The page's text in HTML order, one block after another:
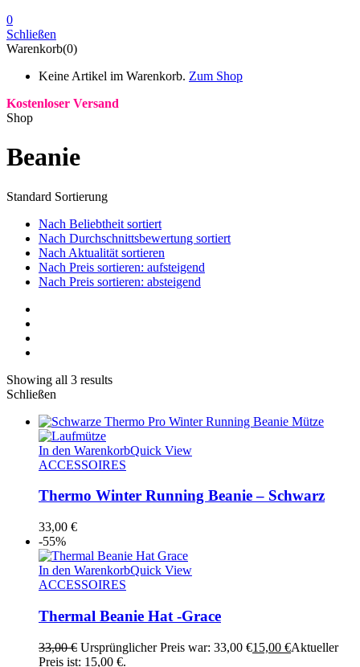
0
Schließen
Warenkorb(0)
Keine Artikel im Warenkorb. Zum Shop
Kostenloser Versand
Shop
Beanie
Standard Sortierung
Nach Beliebtheit sortiert
Nach Durchschnittsbewertung sortiert
Nach Aktualität sortieren
Nach Preis sortieren: aufsteigend
Nach Preis sortieren: absteigend
Showing all 3 results
Schließen
In den WarenkorbQuick View
ACCESSOIRES
Thermo Winter Running Beanie – Schwarz
33,00 €
-55%
In den WarenkorbQuick View
ACCESSOIRES
Thermal Beanie Hat -Grace
33,00€ Ursprünglicher Preis war: 33,00 €15,00 €Aktueller
Preis ist: 15,00 €.